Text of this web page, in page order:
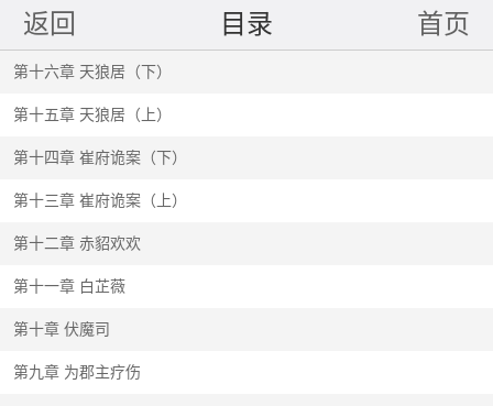
返回 目录 首页
第九章 为郡主疗伤
第十章 伏魔司
第十一章 白芷薇
第十二章 赤貂欢欢
第十三章 崔府诡案（上）
第十四章 崔府诡案（下）
第十五章 天狼居（上）
第十六章 天狼居（下）